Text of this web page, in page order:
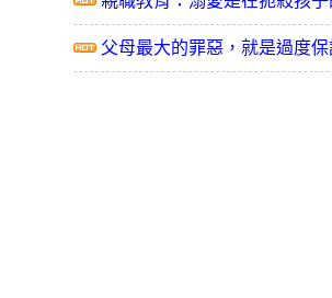
父母最大的罪惡，就是過度